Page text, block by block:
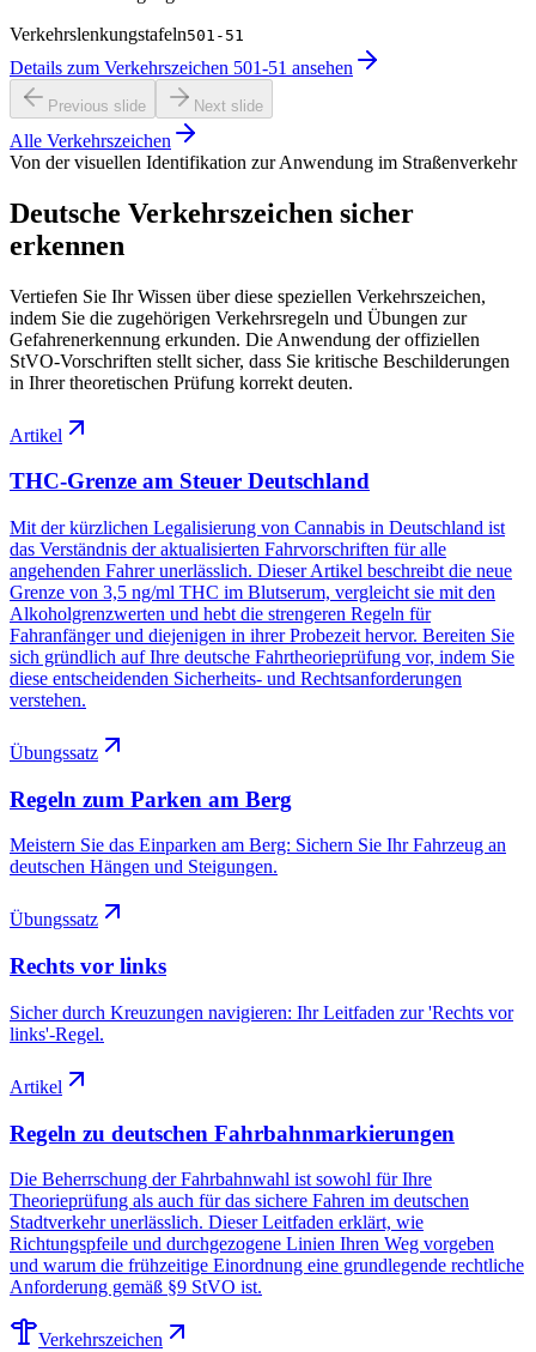
Verkehrslenkungstafeln501-51
Details zum Verkehrszeichen 501-51 ansehen
Previous slide Next slide
Alle Verkehrszeichen
Von der visuellen Identifikation zur Anwendung im Straßenverkehr
Deutsche Verkehrszeichen sicher
erkennen
Vertiefen Sie Ihr Wissen über diese speziellen Verkehrszeichen,
indem Sie die zugehörigen Verkehrsregeln und Übungen zur
Gefahrenerkennung erkunden. Die Anwendung der offiziellen
StVO-Vorschriften stellt sicher, dass Sie kritische Beschilderungen
in Ihrer theoretischen Prüfung korrekt deuten.
Artikel
THC-Grenze am Steuer Deutschland
Mit der kürzlichen Legalisierung von Cannabis in Deutschland ist
das Verständnis der aktualisierten Fahrvorschriften für alle
angehenden Fahrer unerlässlich. Dieser Artikel beschreibt die neue
Grenze von 3,5 ng/ml THC im Blutserum, vergleicht sie mit den
Alkoholgrenzwerten und hebt die strengeren Regeln für
Fahranfänger und diejenigen in ihrer Probezeit hervor. Bereiten Sie
sich gründlich auf Ihre deutsche Fahrtheorieprüfung vor, indem Sie
diese entscheidenden Sicherheits- und Rechtsanforderungen
verstehen.
Übungssatz
Regeln zum Parken am Berg
Meistern Sie das Einparken am Berg: Sichern Sie Ihr Fahrzeug an
deutschen Hängen und Steigungen.
Übungssatz
Rechts vor links
Sicher durch Kreuzungen navigieren: Ihr Leitfaden zur 'Rechts vor
links'-Regel.
Artikel
Regeln zu deutschen Fahrbahnmarkierungen
Die Beherrschung der Fahrbahnwahl ist sowohl für Ihre
Theorieprüfung als auch für das sichere Fahren im deutschen
Stadtverkehr unerlässlich. Dieser Leitfaden erklärt, wie
Richtungspfeile und durchgezogene Linien Ihren Weg vorgeben
und warum die frühzeitige Einordnung eine grundlegende rechtliche
Anforderung gemäß §9 StVO ist.
Verkehrszeichen